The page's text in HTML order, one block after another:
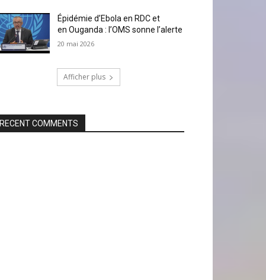
Épidémie d’Ebola en RDC et
en Ouganda : l’OMS sonne l’alerte
20 mai 2026
Afficher plus
RECENT COMMENTS